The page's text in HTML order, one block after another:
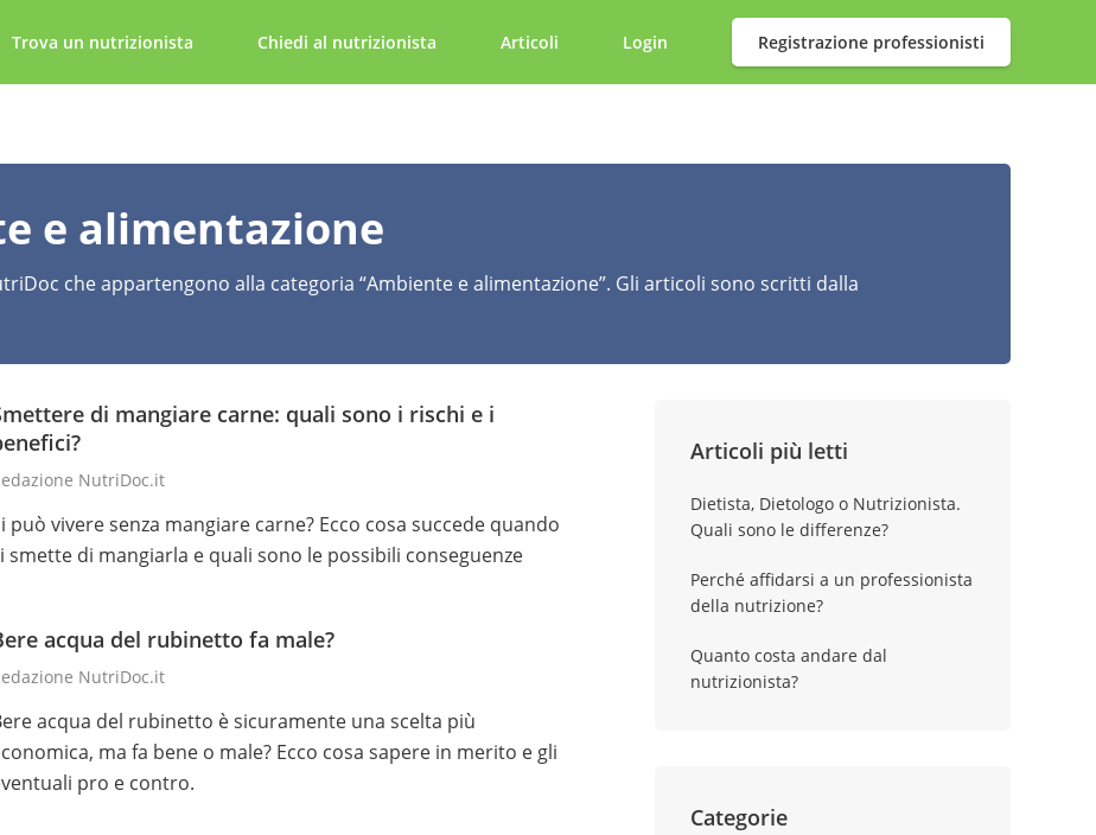
Trova un nutrizionista Chiedi al nutrizionista Articoli Login Registrazione professionisti
e alimentazione
che appartengono alla categoria “Ambiente e alimentazione”. Gli articoli sono scritti dalla
di mangiare carne: quali sono i rischi e i
NutriDoc.it
può vivere senza mangiare carne? Ecco cosa succede quando
smette di mangiarla e quali sono le possibili conseguenze
acqua del rubinetto fa male?
NutriDoc.it
acqua del rubinetto è sicuramente una scelta più
ma fa bene o male? Ecco cosa sapere in merito e gli
pro e contro.
Articoli più letti
Dietista, Dietologo o Nutrizionista.
Quali sono le differenze?
Perché affidarsi a un professionista
della nutrizione?
Quanto costa andare dal
nutrizionista?
Categorie